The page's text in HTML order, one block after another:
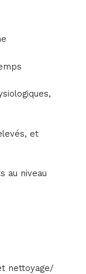
et
au niveau
nettoyage/